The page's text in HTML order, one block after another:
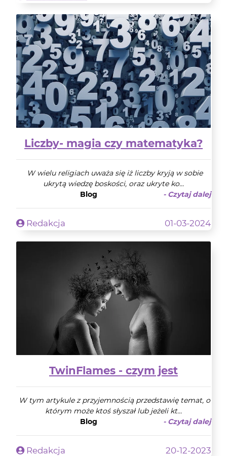
Liczby- magia czy matematyka?
W wielu religiach uważa się iż liczby kryją w sobie
ukrytą wiedzę boskości, oraz ukryte ko...
Blog
- Czytaj dalej
Redakcja 01-03-2024
TwinFlames - czym jest
W tym artykule z przyjemnością przedstawię temat, o
którym może ktoś słyszał lub jeżeli kt...
Blog
- Czytaj dalej
Redakcja 20-12-2023